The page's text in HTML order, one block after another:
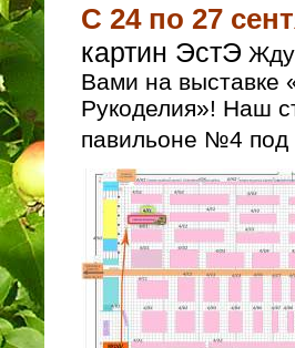
С 24 по 27
картин ЭстЭ
Вами на выставке
Рукоделия»! Наш
павильоне №4 под